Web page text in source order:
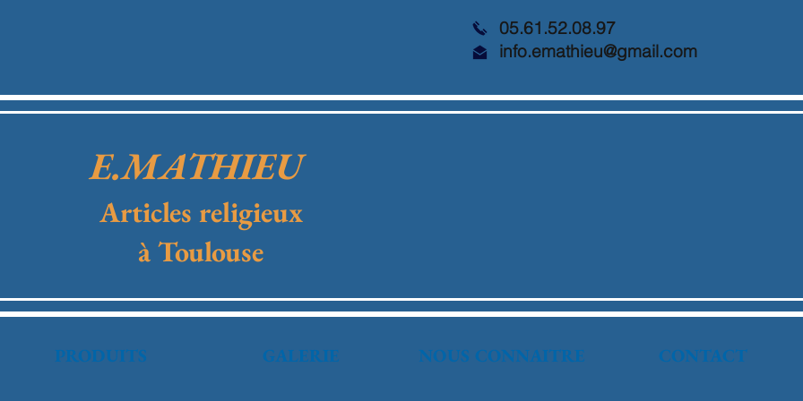
05.61.52.08.97
info.emathieu@gmail.com
E.MATHIEU
Articles religieux
à Toulouse
PRODUITS GALERIE NOUS CONNAITRE CONTACT